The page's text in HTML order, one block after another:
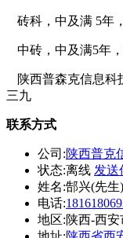
砖科，中 及满 5年
中砖 ，中 及满5年
陕西普森克信息科
三九
联系方式
公司:陕西普克
状态:离线 发送
姓名:郜兴(先生)
电话:
地区:陕西-西安